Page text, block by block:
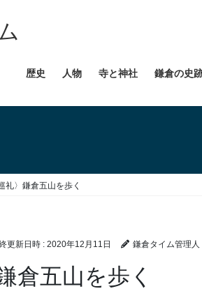
歴史 人物 寺と神社 鎌倉の史
礼〉鎌倉五山を歩く
更新日時 : 2020年12月11日 鎌倉タイム管理人
倉五山を歩く